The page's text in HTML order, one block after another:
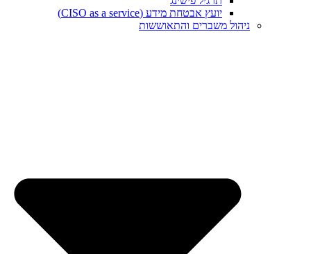
יועץ אבטחת מידע (CISO as a service)
ניהול משברים והתאוששות